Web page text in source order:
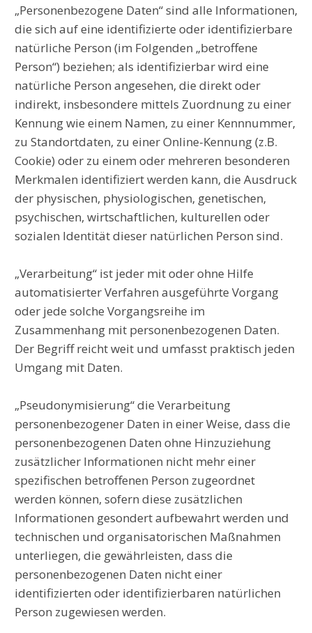
„Personenbezogene Daten“ sind alle Informationen,
die sich auf eine identifizierte oder identifizierbare
natürliche Person (im Folgenden „betroffene
Person“) beziehen; als identifizierbar wird eine
natürliche Person angesehen, die direkt oder
indirekt, insbesondere mittels Zuordnung zu einer
Kennung wie einem Namen, zu einer Kennnummer,
zu Standortdaten, zu einer Online-Kennung (z.B.
Cookie) oder zu einem oder mehreren besonderen
Merkmalen identifiziert werden kann, die Ausdruck
der physischen, physiologischen, genetischen,
psychischen, wirtschaftlichen, kulturellen oder
sozialen Identität dieser natürlichen Person sind.
„Verarbeitung“ ist jeder mit oder ohne Hilfe
automatisierter Verfahren ausgeführte Vorgang
oder jede solche Vorgangsreihe im
Zusammenhang mit personenbezogenen Daten.
Der Begriff reicht weit und umfasst praktisch jeden
Umgang mit Daten.
„Pseudonymisierung“ die Verarbeitung
personenbezogener Daten in einer Weise, dass die
personenbezogenen Daten ohne Hinzuziehung
zusätzlicher Informationen nicht mehr einer
spezifischen betroffenen Person zugeordnet
werden können, sofern diese zusätzlichen
Informationen gesondert aufbewahrt werden und
technischen und organisatorischen Maßnahmen
unterliegen, die gewährleisten, dass die
personenbezogenen Daten nicht einer
identifizierten oder identifizierbaren natürlichen
Person zugewiesen werden.